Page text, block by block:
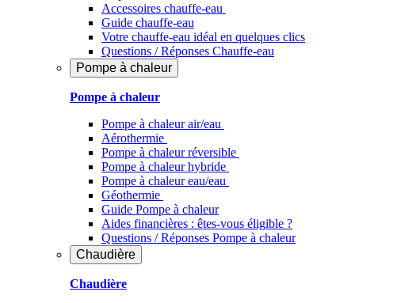
Accessoires chauffe-eau
Guide chauffe-eau
Votre chauffe-eau idéal en quelques clics
Questions / Réponses Chauffe-eau
Pompe à chaleur
Pompe à chaleur
Pompe à chaleur air/eau
Aérothermie
Pompe à chaleur réversible
Pompe à chaleur hybride
Pompe à chaleur​ eau/eau
Géothermie
Guide Pompe à chaleur
Aides financières : êtes-vous éligible ?
Questions / Réponses Pompe à chaleur
Chaudière
Chaudière